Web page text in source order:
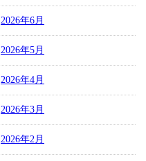
2026年6月
2026年5月
2026年4月
2026年3月
2026年2月